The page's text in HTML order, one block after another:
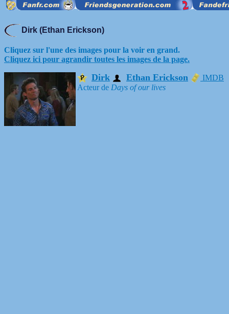
Dirk (Ethan Erickson)
Cliquez sur l'une des images pour la voir en grand.
Cliquez ici pour agrandir toutes les images de la page.
Dirk Ethan Erickson
IMDB
Acteur de Days of our lives